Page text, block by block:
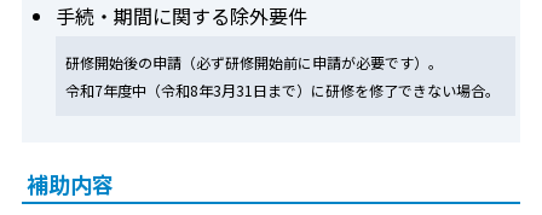
手続・期間に関する除外要件
研修開始後の申請（必ず研修開始前に申請が必要です）。
令和7年度中（令和8年3月31日まで）に研修を修了できない場合。
補助内容